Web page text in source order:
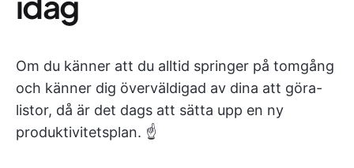
Om du känner att du alltid springer på tomgång
och känner dig överväldigad av dina att göra-
listor, då är det dags att sätta upp en ny
produktivitetsplan. ☝️